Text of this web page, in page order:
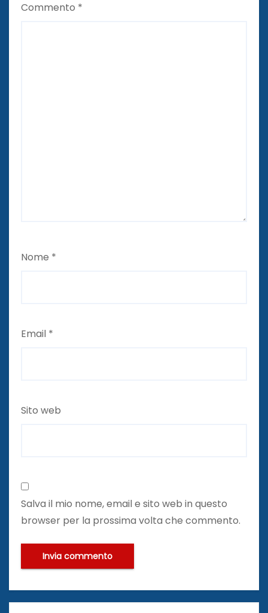
Commento *
Nome *
Email *
Sito web
Salva il mio nome, email e sito web in questo
browser per la prossima volta che commento.